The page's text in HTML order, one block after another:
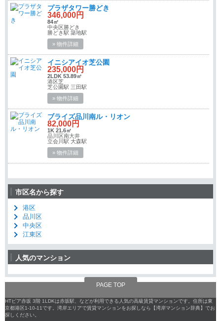
プラザタワー勝どき
346,000円
84㎡
中央区勝どき
勝どき駅 築地駅
» 物件詳細
イニシアイオ芝公園
235,000円
2LDK 53.89㎡
港区芝
芝公園駅 三田駅
» 物件詳細
ブライズ品川南ル・リオン
82,000円
1K 21.6㎡
品川区南大井
立会川駅 大森駅
» 物件詳細
市区名から探す
港区
品川区
中央区
江東区
人気のマンション
PAGE TOP
HTピア赤坂 3階 1LDKは赤坂駅、などが利用できる人気の高級賃貸マンションです。住所は東
京都港区1-10-11です。湾岸エリアで賃貸マンションをお探しなら【湾岸マンション辞典】でお
探しください。